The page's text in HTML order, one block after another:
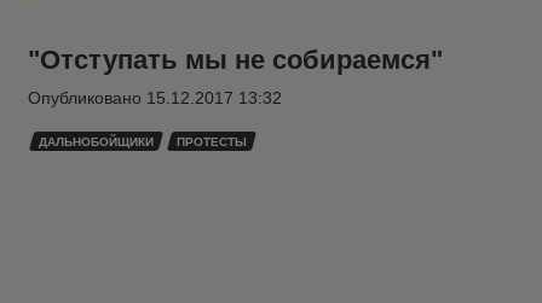
"Отступать мы не собираемся"
Опубликовано 15.12.2017 13:32
ДАЛЬНОБОЙЩИКИ ПРОТЕСТЫ